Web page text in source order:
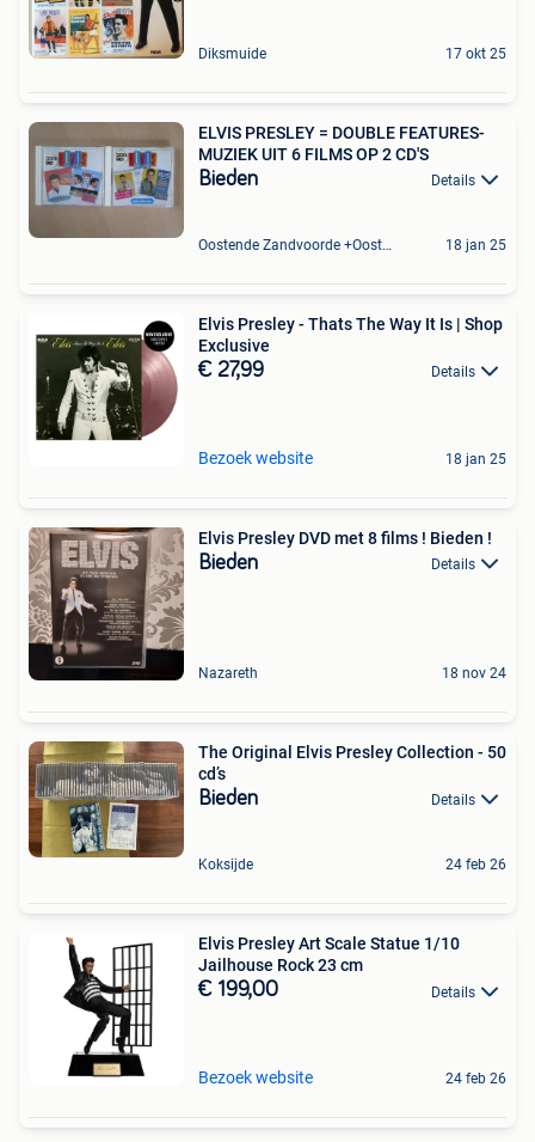
Diksmuide 17 okt 25
ELVIS PRESLEY = DOUBLE FEATURES-
MUZIEK UIT 6 FILMS OP 2 CD'S
Bieden Details
Oostende Zandvoorde +Oostende 18 jan 25
Elvis Presley - Thats The Way It Is | Shop
Exclusive
€ 27,99 Details
Bezoek website 18 jan 25
Elvis Presley DVD met 8 films ! Bieden !
Bieden Details
Nazareth 18 nov 24
The Original Elvis Presley Collection - 50
cd’s
Bieden Details
Koksijde 24 feb 26
Elvis Presley Art Scale Statue 1/10
Jailhouse Rock 23 cm
€ 199,00 Details
Bezoek website 24 feb 26